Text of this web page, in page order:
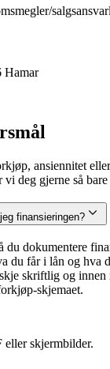
Hamar
ansiennitet
vi deg gjerne så
finansieringen?
du dokumentere
du får i lån og hva
skriftlig og innen
skjemaet.
eller skjermbilder.